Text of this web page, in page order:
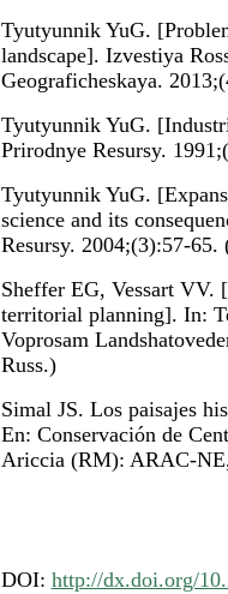
Tyutyunnik YuG.
landscape]. Izvestiya
Geograficheskaya.
Tyutyunnik YuG.
Prirodnye Resursy.
Tyutyunnik YuG.
science and its
Resursy. 2004;(3):57-65.
Sheffer EG, Vessart VV.
territorial planning]. In:
Voprosam
Russ.)
Simal JS. Los paisajes
Еn: Conservación de
Ariccia (RM): ARAC-
DOI: http://dx.doi.org/